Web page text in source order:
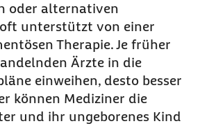
Medikamente gegen ihre
der Schwangerschaft gefährlich?
entzündlichen
in der Schwangerschaft?
Schmerzen in der
oder alternativen
unterstützt von einer
Therapie. Je früher
Ärzte in die
einweihen, desto besser
können Mediziner die
und ihr ungeborenes Kind